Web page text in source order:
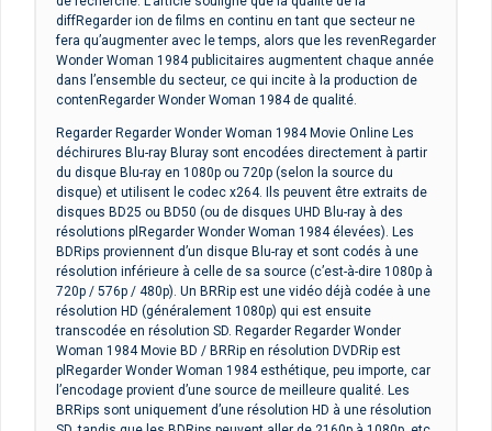
diffRegarder ion de films en continu en tant que secteur ne
fera qu’augmenter avec le temps, alors que les revenRegarder
Wonder Woman 1984 publicitaires augmentent chaque année
dans l’ensemble du secteur, ce qui incite à la production de
contenRegarder Wonder Woman 1984 de qualité.
Regarder Regarder Wonder Woman 1984 Movie Online Les
déchirures Blu-ray Bluray sont encodées directement à partir
du disque Blu-ray en 1080p ou 720p (selon la source du
disque) et utilisent le codec x264. Ils peuvent être extraits de
disques BD25 ou BD50 (ou de disques UHD Blu-ray à des
résolutions plRegarder Wonder Woman 1984 élevées). Les
BDRips proviennent d’un disque Blu-ray et sont codés à une
résolution inférieure à celle de sa source (c’est-à-dire 1080p à
720p / 576p / 480p). Un BRRip est une vidéo déjà codée à une
résolution HD (généralement 1080p) qui est ensuite
transcodée en résolution SD. Regarder Regarder Wonder
Woman 1984 Movie BD / BRRip en résolution DVDRip est
plRegarder Wonder Woman 1984 esthétique, peu importe, car
l’encodage provient d’une source de meilleure qualité. Les
BRRips sont uniquement d’une résolution HD à une résolution